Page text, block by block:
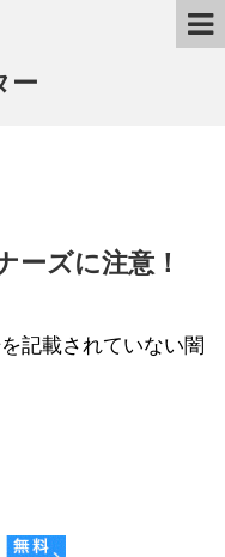
ー
ーズに注意！
記載されていない闇